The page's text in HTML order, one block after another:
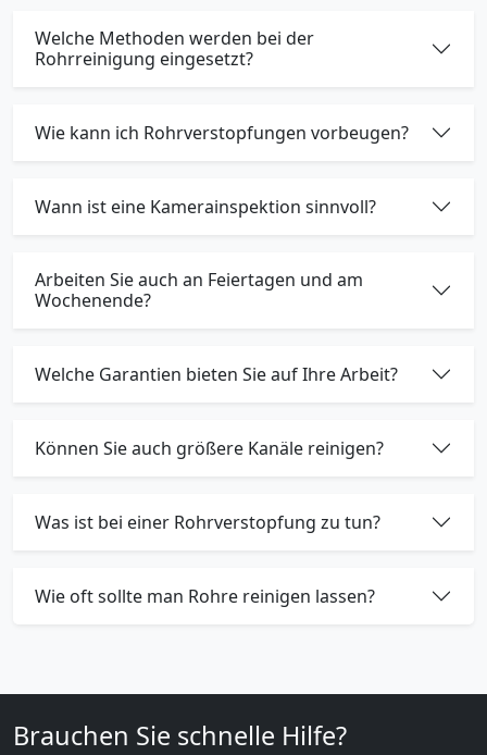
Welche Methoden werden bei der
Rohrreinigung eingesetzt?
Wie kann ich Rohrverstopfungen vorbeugen?
Wann ist eine Kamerainspektion sinnvoll?
Arbeiten Sie auch an Feiertagen und am
Wochenende?
Welche Garantien bieten Sie auf Ihre Arbeit?
Können Sie auch größere Kanäle reinigen?
Was ist bei einer Rohrverstopfung zu tun?
Wie oft sollte man Rohre reinigen lassen?
Brauchen Sie schnelle Hilfe?